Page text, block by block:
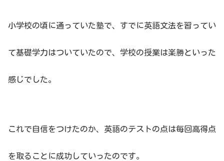
小学校の頃に通っていた塾で、すでに英語文法を習ってい
て基礎学力はついていたので、学校の授業は楽勝といった
感じでした。
これで自信をつけたのか、英語のテストの点は毎回高得点
を取ることに成功していったのです。